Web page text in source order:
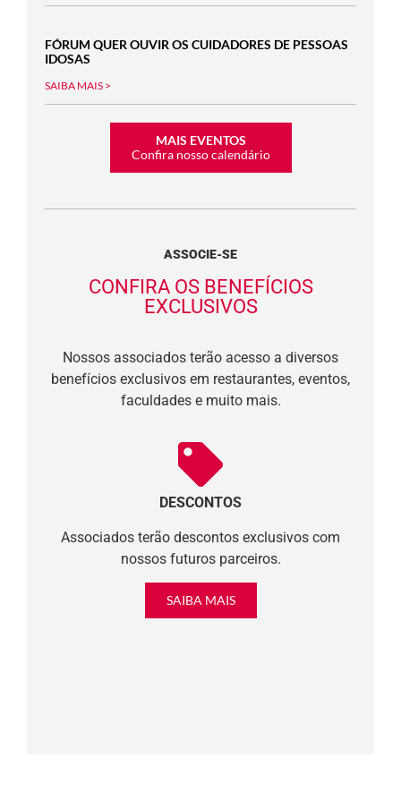
FÓRUM QUER OUVIR OS CUIDADORES DE PESSOAS
IDOSAS
SAIBA MAIS >
MAIS EVENTOS
Confira nosso calendário
ASSOCIE-SE
CONFIRA OS BENEFÍCIOS
EXCLUSIVOS
Nossos associados terão acesso a diversos
benefícios exclusivos em restaurantes, eventos,
faculdades e muito mais.
DESCONTOS
Associados terão descontos exclusivos com
nossos futuros parceiros.
SAIBA MAIS